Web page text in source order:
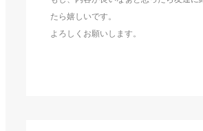
たら嬉しいです。
よろしくお願いします。